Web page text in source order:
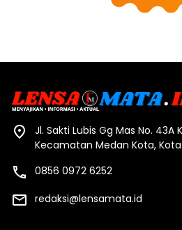
Jl. Sakti Lubis Gg Mas No. 43A
Kecamatan Medan Kota,
0856 0972 6252
redaksi@lensamata.id